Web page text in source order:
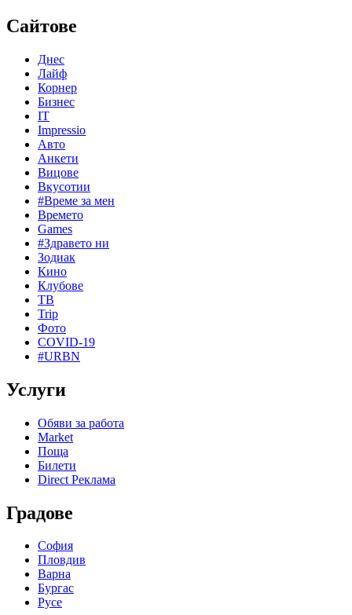
Сайтове
Днес
Лайф
Корнер
Бизнес
IT
Impressio
Авто
Анкети
Вицове
Вкусотии
#Време за мен
Времето
Games
#Здравето ни
Зодиак
Кино
Клубове
ТВ
Trip
Фото
COVID-19
#URBN
Услуги
Обяви за работа
Market
Поща
Билети
Direct Реклама
Градове
София
Пловдив
Варна
Бургас
Русе